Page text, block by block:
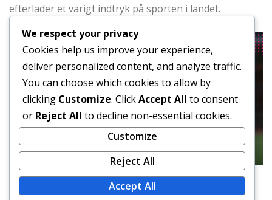
efterlader et varigt indtryk på sporten i landet.
We respect your privacy
Cookies help us improve your experience,
deliver personalized content, and analyze traffic.
You can choose which cookies to allow by
clicking Customize. ClickAccept All to consent
or Reject All to decline non-essential cookies.
Customize
Reject All
Accept All